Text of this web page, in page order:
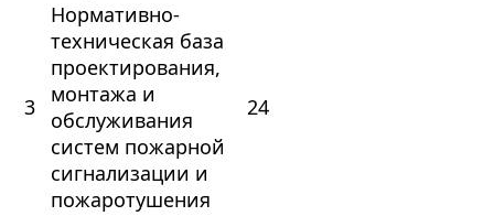
3
Нормативно-
техническая база
проектирования,
монтажа и
обслуживания
систем пожарной
сигнализации и
пожаротушения
24